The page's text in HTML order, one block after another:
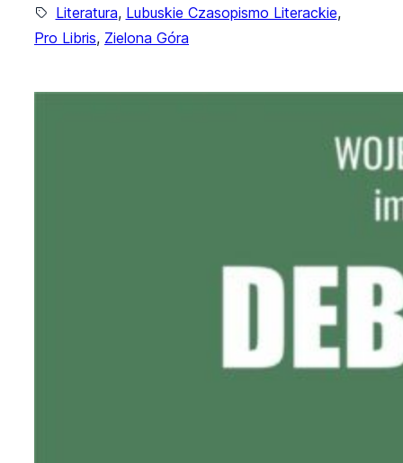
Literatura, Lubuskie Czasopismo Literackie,
Pro Libris, Zielona Góra